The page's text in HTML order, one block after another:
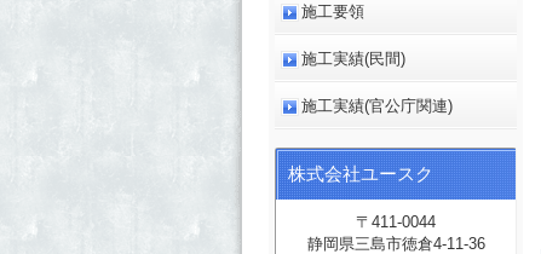
施工要領
施工実績(民間)
施工実績(官公庁関連)
株式会社ユースク
〒411-0044
静岡県三島市徳倉4-11-36